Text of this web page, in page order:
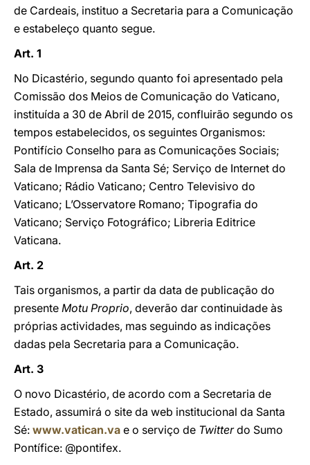
de Cardeais, instituo a Secretaria para a Comunicação
e estabeleço quanto segue.
Art. 1
No Dicastério, segundo quanto foi apresentado pela
Comissão dos Meios de Comunicação do Vaticano,
instituída a 30 de Abril de 2015, confluirão segundo os
tempos estabelecidos, os seguintes Organismos:
Pontifício Conselho para as Comunicações Sociais;
Sala de Imprensa da Santa Sé; Serviço de Internet do
Vaticano; Rádio Vaticano; Centro Televisivo do
Vaticano; L’Osservatore Romano; Tipografia do
Vaticano; Serviço Fotográfico; Libreria Editrice
Vaticana.
Art. 2
Tais organismos, a partir da data de publicação do
presente Motu Proprio, deverão dar continuidade às
próprias actividades, mas seguindo as indicações
dadas pela Secretaria para a Comunicação.
Art. 3
O novo Dicastério, de acordo com a Secretaria de
Estado, assumirá o site da web institucional da Santa
Sé: www.vatican.va e o serviço de Twitterdo Sumo
Pontífice: @pontifex.